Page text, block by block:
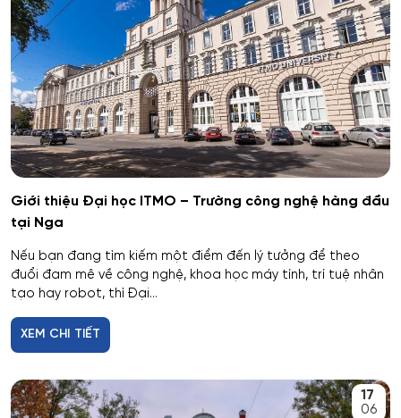
Giáo dục chuyên nghiệp
Giáo dục sư phạm
Giáo dục thể chất
Giáo dục và sư phạm
Giáo dục đặc biệt
Hiệu suất tổ hợp máy bay
Hoạt động thông tin - thư viện
Hoạt động thực thi pháp luật
Hoạt động văn hóa - xã hội
Giới thiệu Đại học ITMO – Trường công nghệ hàng đầu
tại Nga
Nếu bạn đang tìm kiếm một điểm đến lý tưởng để theo
đuổi đam mê về công nghệ, khoa học máy tính, trí tuệ nhân
tạo hay robot, thì Đại...
XEM CHI TIẾT
17
06